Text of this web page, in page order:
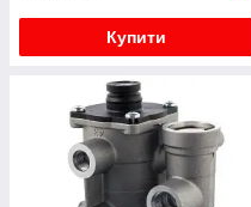
Купити